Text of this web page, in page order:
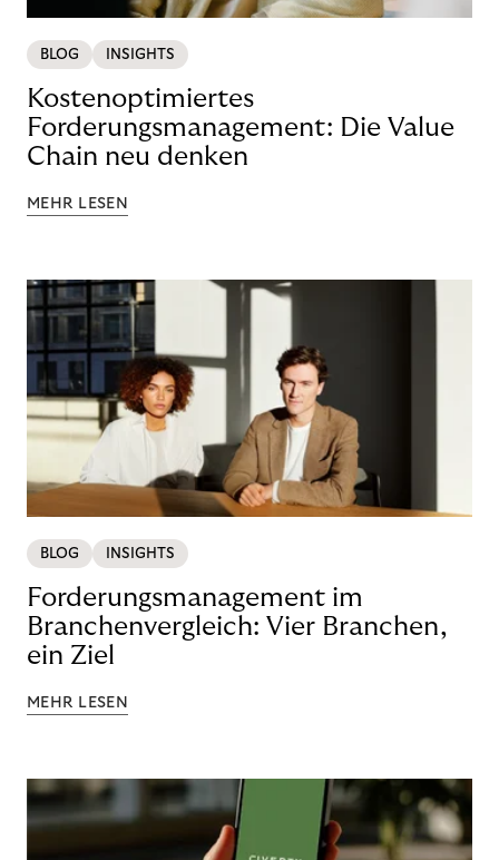
BLOG INSIGHTS
Kostenoptimiertes
Forderungsmanagement: Die Value
Chain neu denken
MEHR LESEN
BLOG INSIGHTS
Forderungsmanagement im
Branchenvergleich: Vier Branchen,
ein Ziel
MEHR LESEN